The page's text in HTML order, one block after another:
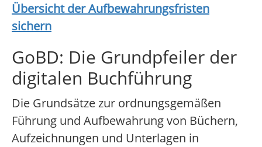
Übersicht der Aufbewahrungsfristen
sichern
GoBD: Die Grundpfeiler der
digitalen Buchführung
Die Grundsätze zur ordnungsgemäßen
Führung und Aufbewahrung von Büchern,
Aufzeichnungen und Unterlagen in